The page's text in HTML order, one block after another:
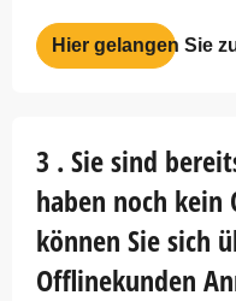
Hier gelangen Sie
3 . Sie sind
haben noch kein
können Sie sich
Offlinekunden